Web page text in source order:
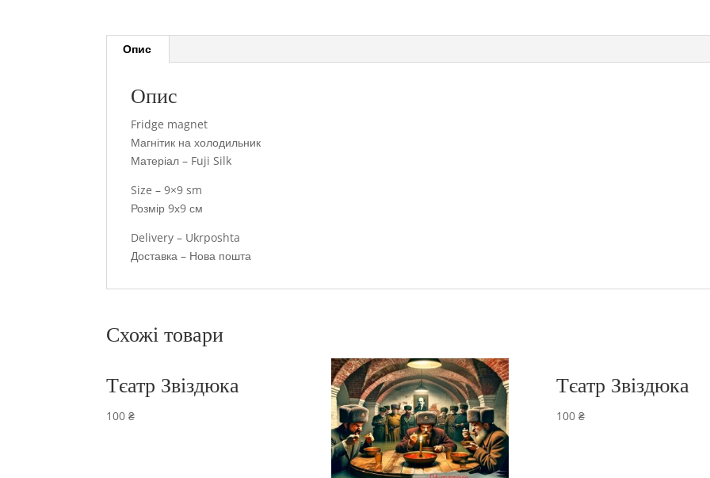
Опис
Опис
Fridge magnet
Магнітик на холодильник
Матеріал – Fuji Silk
Size – 9×9 sm
Розмір 9х9 см
Delivery – Ukrposhta
Доставка – Нова пошта
Схожі товари
Тєатр Звіздюка
100₴
Тєатр Звіздюка
100 ₴